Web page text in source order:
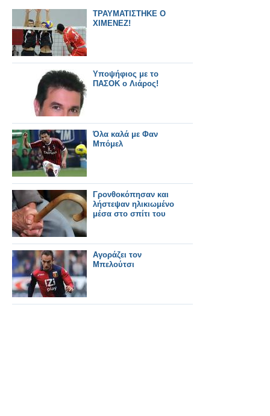
ΤΡΑΥΜΑΤΙΣΤΗΚΕ Ο
ΧΙΜΕΝΕΖ!
Υποψήφιος με το
ΠΑΣΟΚ ο Λιάρος!
Όλα καλά με Φαν
Μπόμελ
Γρονθοκόπησαν και
λήστεψαν ηλικιωμένο
μέσα στο σπίτι του
Αγοράζει τον
Μπελούτσι